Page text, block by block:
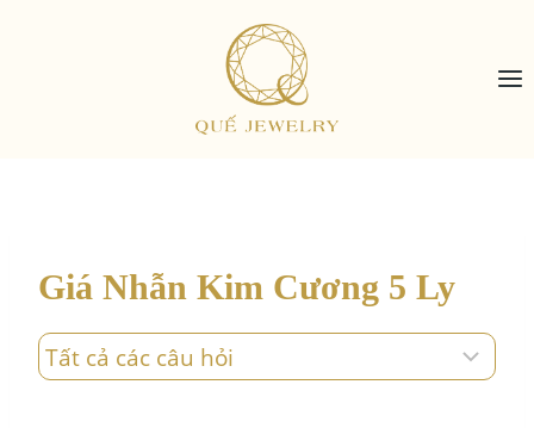
Giá Nhẫn Kim Cương 5 Ly